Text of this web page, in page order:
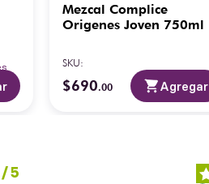
Mezcal Complice
Origenes Joven 750ml
SKU:
$690.00 Agregar
/5